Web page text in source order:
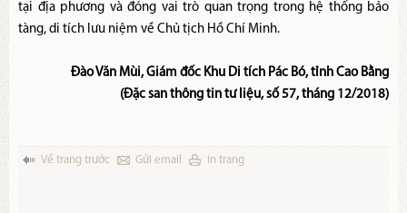
tại địa phương và đóng vai trò quan trọng trong hệ thống bảo
tàng, di tích lưu niệm về Chủ tịch Hồ Chí Minh.
Đào Văn Mùi, Giám đốc Khu Di tích Pác Bó, tỉnh Cao Bằng
(Đặc san thông tin tư liệu, số 57, tháng 12/2018)
Về trang trước Gửi email in trang